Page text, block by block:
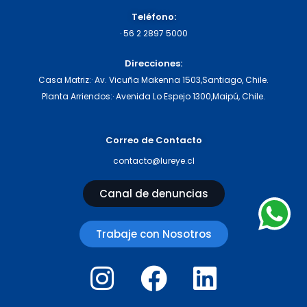
Teléfono:
·56 2 2897 5000
Direcciones:
Casa Matriz:· Av. Vicuña Makenna 1503,Santiago, Chile.
Planta Arriendos:· Avenida Lo Espejo 1300,Maipú, Chile.
Correo de Contacto
contacto@lureye.cl
Canal de denuncias
Trabaje con Nosotros